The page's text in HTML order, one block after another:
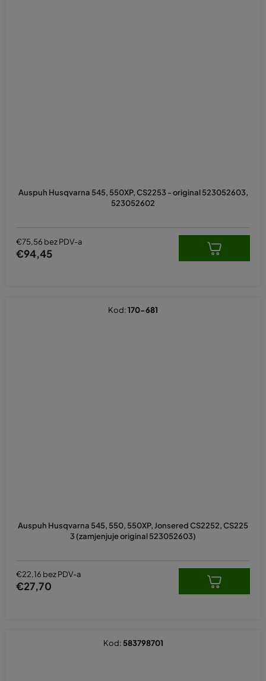
Auspuh Husqvarna 545, 550XP, CS2253 - original 523052603,
523052602
€75,56 bez PDV-a
€94,45
Auspuh Husqvarna 545, 550, 550XP, Jonsered CS2252, CS225
3 (zamjenjuje original 523052603)
€22,16 bez PDV-a
€27,70
Kod:170-681
Kod: 583798701